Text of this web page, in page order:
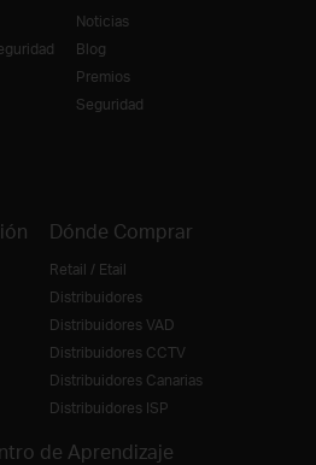
Noticias
Blog
Premios
Seguridad
Dónde Comprar
Retail / Etail
Distribuidores
Distribuidores VAD
Distribuidores CCTV
Distribuidores Canarias
Distribuidores ISP
de Aprendizaje